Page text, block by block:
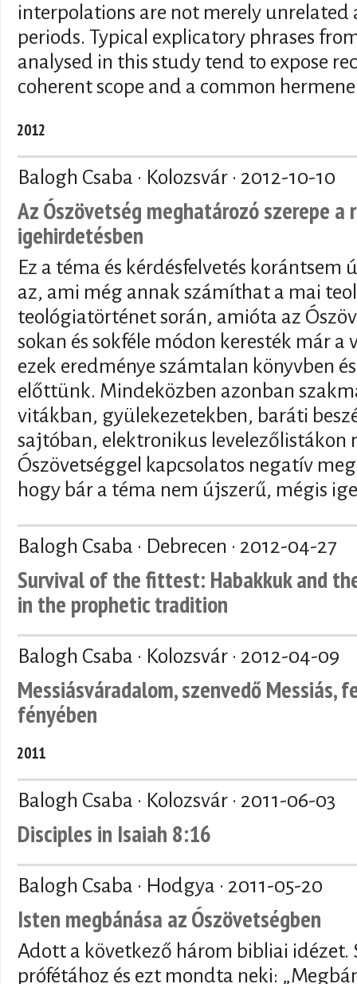
interpolations are not merely
periods. Typical explicatory phrases
analysed in this study tend to expose
coherent scope and a common
2012
Balogh Csaba · Kolozsvár · 2012-10-10
Az Ószövetség meghatározó szerepe a
igehirdetésben
Ez a téma és kérdésfelvetés korántsem
az, ami még annak számíthat a mai
teológiatörténet során, amióta az
sokan és sokféle módon keresték már a
ezek eredménye számtalan könyvben
előttünk. Mindeközben azonban
vitákban, gyülekezetekben, baráti
sajtóban, elektronikus levelezőlistákon
Ószövetséggel kapcsolatos negatív
hogy bár a téma nem újszerű, mégis
Balogh Csaba · Debrecen · 2012-04-27
Survival of the fittest: Habakkuk and
in the prophetic tradition
Balogh Csaba · Kolozsvár · 2012-04-09
Messiásváradalom, szenvedő Messiás,
fényében
2011
Balogh Csaba · Kolozsvár · 2011-06-03
Disciples in Isaiah 8:16
Balogh Csaba · Hodgya · 2011-05-20
Isten megbánása az Ószövetségben
Adott a következő három bibliai idézet.
prófétához és ezt mondta neki: